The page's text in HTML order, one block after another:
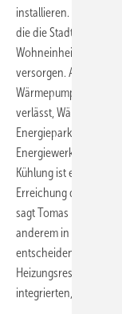
installieren. Derzeit
die die Stadt für 2025
Wohneinheiten mit
versorgen. Anstatt mit
Wärmepumpen dem
verlässt, Wärme
Energiepark Hafen in
Energiewerke
Kühlung ist ein
Erreichung der
sagt Tomas
anderem in Europa
entscheidend, wenn
Heizungsressourcen
integrierten,